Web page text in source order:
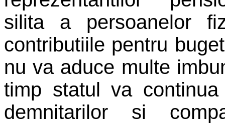
silita a persoanelor
contributiile pentru
nu va aduce multe
timp statul va
demnitarilor si